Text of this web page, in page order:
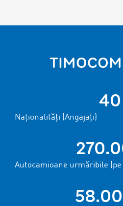
40
Naționalități (Angajați)
Autocamioane urmăribile (pe